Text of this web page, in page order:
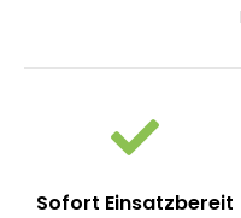
Sofort Einsatzbereit